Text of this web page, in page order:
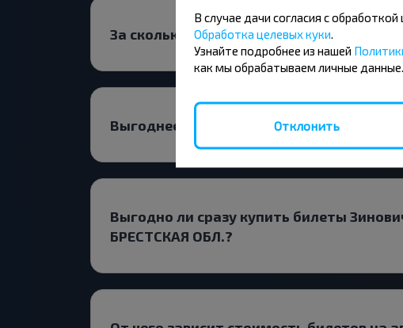
За сколько времени до выезда начинать
Выгоднее ехать с пересадкой или
Выгодно ли сразу купить билеты
БРЕСТСКАЯ ОБЛ.?
В случае дачи согласия с
Обработка целевых куки
Узнайте подробнее из нашей
как мы обрабатываем личные данные.
Отклонить